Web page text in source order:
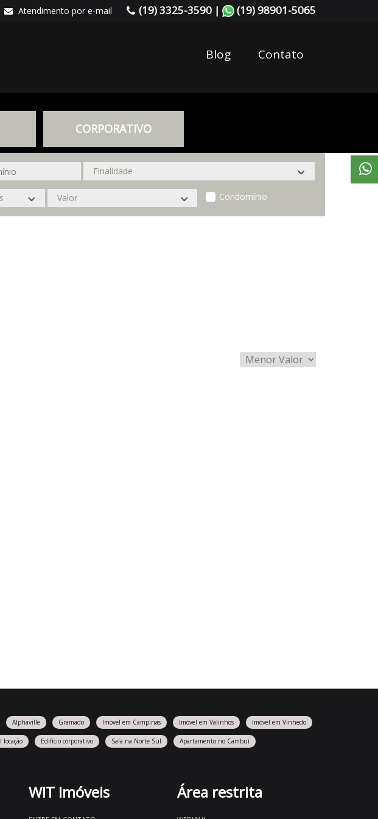
Atendimento por e-mail (19) 3325-3590 | (19) 98901-5065
Blog Contato
CORPORATIVO
Condomínio
Alphaville Gramado Imóvel em Campinas Imóvel em Valinhos Imóvel em Vinhedo
locação Edifício corporativo Sala na Norte Sul Apartamento no Cambuí
WIT Imóveis Área restrita